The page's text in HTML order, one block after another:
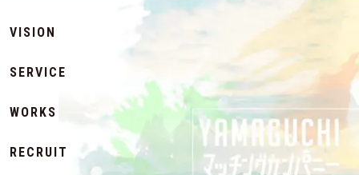
VISION
SERVICE
WORKS
RECRUIT